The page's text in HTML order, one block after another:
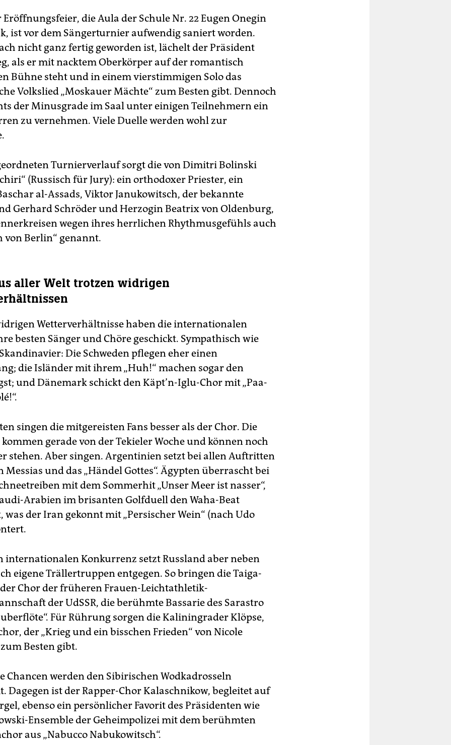
die Aula der Schule Nr. 22 Eugen Onegin
ist vor dem Sängerturnier aufwendig saniert worden.
nicht ganz fertig geworden ist, lächelt der Präsident
als er mit nacktem Oberkörper auf der romantisch
Bühne steht und in einem vierstimmigen Solo das
Volkslied „Moskauer Mächte“ zum Besten gibt. Dennoch
der Minusgrade im Saal unter einigen Teilnehmern ein
zu vernehmen. Viele Duelle werden wohl zur
Turnierverlauf sorgt die von Dimitri Bolinski
(Russisch für Jury): ein orthodoxer Priester, ein
al-Assads, Viktor Janukowitsch, der bekannte
Gerhard Schröder und Herzogin Beatrix von Oldenburg,
wegen ihres herrlichen Rhythmusgefühls auch
von Berlin“ genannt.
aller Welt trotzen widrigen
Wetterverhältnisse haben die internationalen
besten Sänger und Chöre geschickt. Sympathisch wie
Die Schweden pflegen eher einen
die Isländer mit ihrem „Huh!“ machen sogar den
und Dänemark schickt den Käpt’n-Iglu-Chor mit „Paa-
singen die mitgereisten Fans besser als der Chor. Die
gerade von der Tekieler Woche und können noch
stehen. Aber singen. Argentinien setzt bei allen Auftritten
Messias und das „Händel Gottes“. Ägypten überrascht bei
mit dem Sommerhit „Unser Meer ist nasser“,
Arabien im brisanten Golfduell den Waha-Beat
was der Iran gekonnt mit „Persischer Wein“ (nach Udo
internationalen Konkurrenz setzt Russland aber neben
eigene Trällertruppen entgegen. So bringen die Taiga-
Chor der früheren Frauen-Leichtathletik-
der UdSSR, die berühmte Bassarie des Sarastro
Für Rührung sorgen die Kaliningrader Klöpse,
der „Krieg und ein bisschen Frieden“ von Nicole
Besten gibt.
Chancen werden den Sibirischen Wodkadrosseln
Dagegen ist der Rapper-Chor Kalaschnikow, begleitet auf
ebenso ein persönlicher Favorit des Präsidenten wie
Ensemble der Geheimpolizei mit dem berühmten
aus „Nabucco Nabukowitsch“.